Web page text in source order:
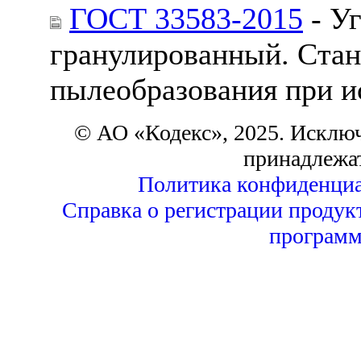
ГОСТ 33583-2015 -
гранулированный.
пылеобразования при
© АО «Кодекс», 2025.
Политика
Справка о регистрации